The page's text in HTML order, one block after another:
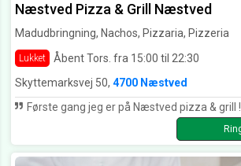
Næstved Pizza & Grill Næstved
Madudbringning, Nachos, Pizzaria, Pizzeria
Lukket Åbent Tors. fra 15:00 til 22:30
Skyttemarksvej 50, 4700 Næstved
Første gang jeg er på Næstved pizza & grill !. Super venlig modtagelse af personalet !. Lækker indbydende pizza vi modtog , sprøde pomfritter !. Der var virkelig mad for pengene og de havde ost oven på pepperoni’en så